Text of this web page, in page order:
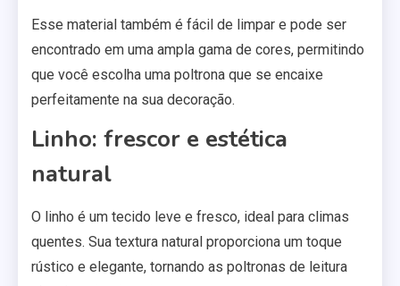
Esse material também é fácil de limpar e pode ser
encontrado em uma ampla gama de cores, permitindo
que você escolha uma poltrona que se encaixe
perfeitamente na sua decoração.
Linho: frescor e estética
natural
O linho é um tecido leve e fresco, ideal para climas
quentes. Sua textura natural proporciona um toque
rústico e elegante, tornando as poltronas de leitura